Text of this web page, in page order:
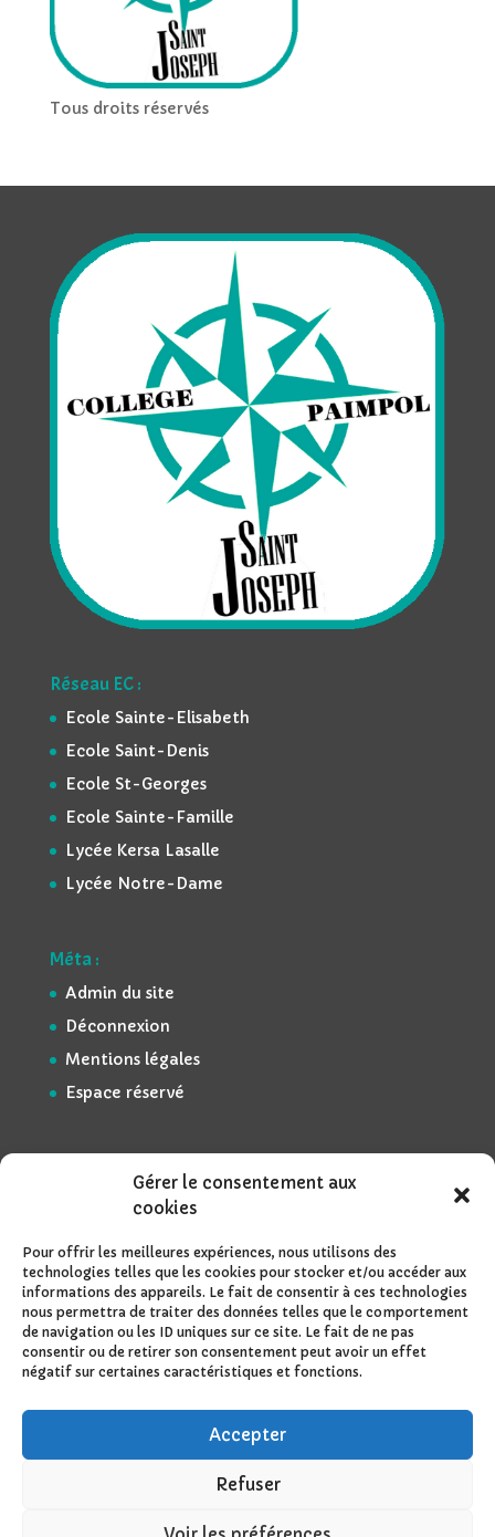
Gérer le consentement aux
cookies
Pour offrir les meilleures expériences, nous utilisons des
technologies telles que les cookies pour stocker et/ou accéder aux
informations des appareils. Le fait de consentir à ces technologies
nous permettra de traiter des données telles que le comportement
de navigation ou les ID uniques sur ce site. Le fait de ne pas
consentir ou de retirer son consentement peut avoir un effet
négatif sur certaines caractéristiques et fonctions.
Accepter
Refuser
Tous droits réservés
Réseau EC :
Ecole Sainte-Elisabeth
Ecole Saint-Denis
Ecole St-Georges
Ecole Sainte-Famille
Lycée Kersa Lasalle
Lycée Notre-Dame
Méta :
Admin du site
Déconnexion
Mentions légales
Espace réservé